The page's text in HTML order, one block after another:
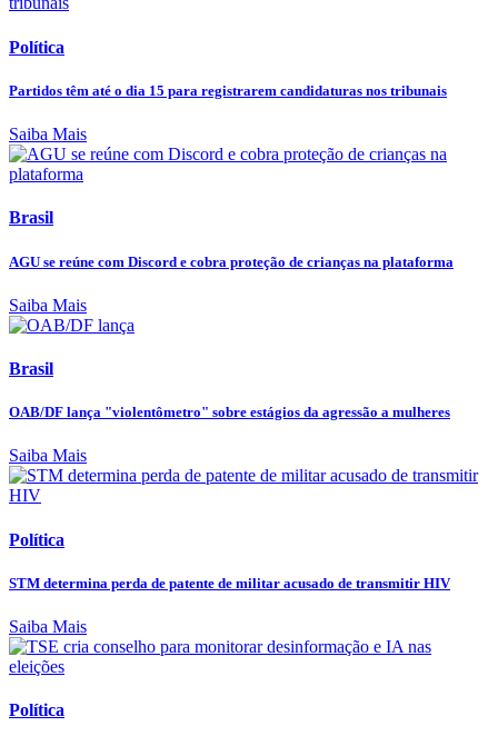
Política
Partidos têm até o dia 15 para registrarem candidaturas nos tribunais
Saiba Mais
Brasil
AGU se reúne com Discord e cobra proteção de crianças na plataforma
Saiba Mais
Brasil
OAB/DF lança "violentômetro" sobre estágios da agressão a mulheres
Saiba Mais
Política
STM determina perda de patente de militar acusado de transmitir HIV
Saiba Mais
Política